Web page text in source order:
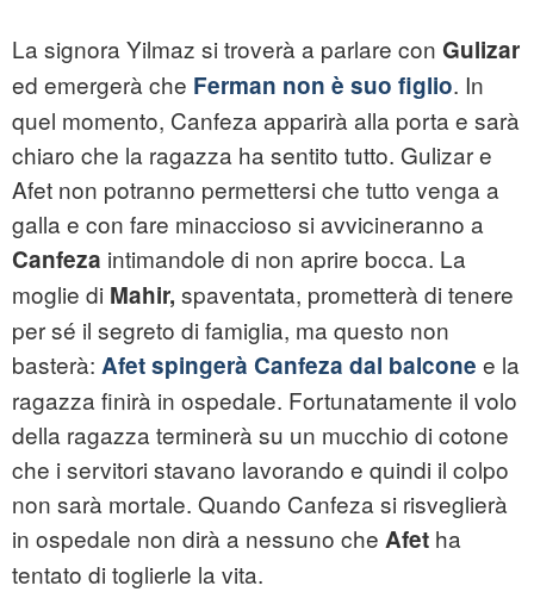
La signora Yilmaz si troverà a parlare con Gulizar
ed emergerà che Ferman non è suo figlio. In
quel momento, Canfeza apparirà alla porta e sarà
chiaro che la ragazza ha sentito tutto. Gulizar e
Afet non potranno permettersi che tutto venga a
galla e con fare minaccioso si avvicineranno a
Canfeza intimandole di non aprire bocca. La
moglie di Mahir, spaventata, prometterà di tenere
per sé il segreto di famiglia, ma questo non
basterà: Afet spingerà Canfeza dal balcone e la
ragazza finirà in ospedale. Fortunatamente il volo
della ragazza terminerà su un mucchio di cotone
che i servitori stavano lavorando e quindi il colpo
non sarà mortale. Quando Canfeza si risveglierà
in ospedale non dirà a nessuno che Afet ha
tentato di toglierle la vita.